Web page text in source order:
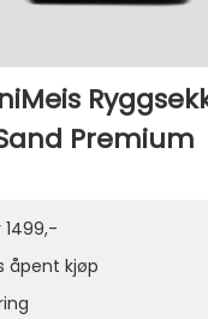
Premium
åpent kjøp